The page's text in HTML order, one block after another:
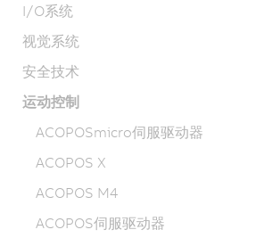
I/O系统
视觉系统
安全技术
运动控制
ACOPOSmicro伺服驱动器
ACOPOS X
ACOPOS M4
ACOPOS伺服驱动器